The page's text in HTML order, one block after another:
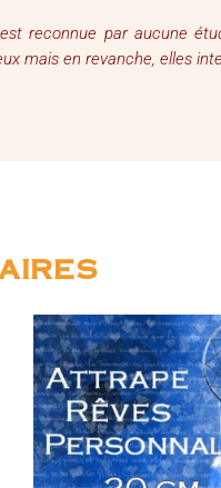
reconnue par aucune
mais en revanche, elles